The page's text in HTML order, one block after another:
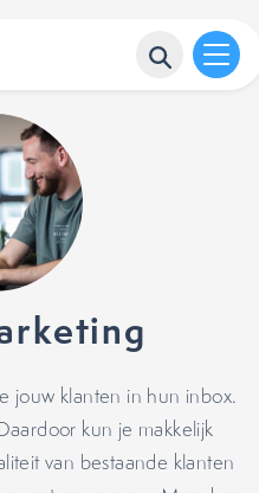
jouw klanten in hun inbox.
kun je makkelijk
van bestaande klanten